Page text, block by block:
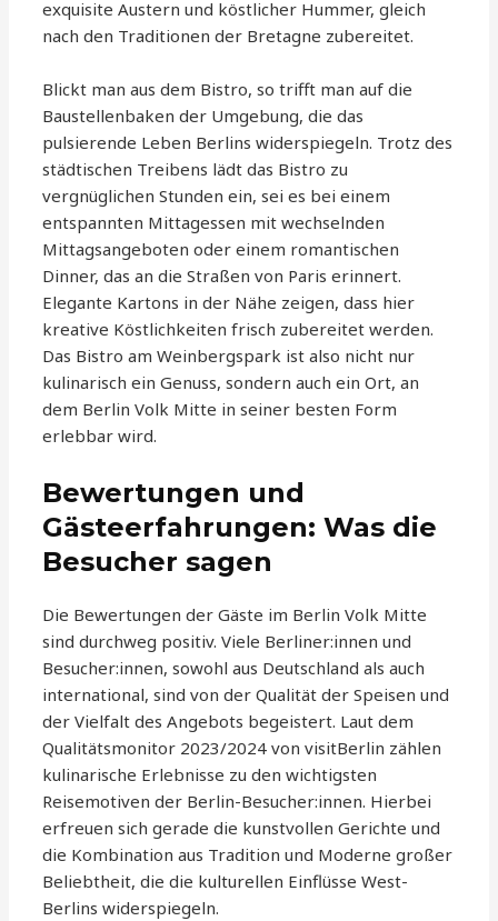
exquisite Austern und köstlicher Hummer, gleich
nach den Traditionen der Bretagne zubereitet.
Blickt man aus dem Bistro, so trifft man auf die
Baustellenbaken der Umgebung, die das
pulsierende Leben Berlins widerspiegeln. Trotz des
städtischen Treibens lädt das Bistro zu
vergnüglichen Stunden ein, sei es bei einem
entspannten Mittagessen mit wechselnden
Mittagsangeboten oder einem romantischen
Dinner, das an die Straßen von Paris erinnert.
Elegante Kartons in der Nähe zeigen, dass hier
kreative Köstlichkeiten frisch zubereitet werden.
Das Bistro am Weinbergspark ist also nicht nur
kulinarisch ein Genuss, sondern auch ein Ort, an
dem Berlin Volk Mitte in seiner besten Form
erlebbar wird.
Bewertungen und
Gästeerfahrungen: Was die
Besucher sagen
Die Bewertungen der Gäste im Berlin Volk Mitte
sind durchweg positiv. Viele Berliner:innen und
Besucher:innen, sowohl aus Deutschland als auch
international, sind von der Qualität der Speisen und
der Vielfalt des Angebots begeistert. Laut dem
Qualitätsmonitor 2023/2024 von visitBerlin zählen
kulinarische Erlebnisse zu den wichtigsten
Reisemotiven der Berlin-Besucher:innen. Hierbei
erfreuen sich gerade die kunstvollen Gerichte und
die Kombination aus Tradition und Moderne großer
Beliebtheit, die die kulturellen Einflüsse West-
Berlins widerspiegeln.